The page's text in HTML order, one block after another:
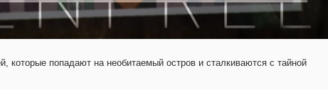
которые попадают на необитаемый остров и сталкиваются с тайной